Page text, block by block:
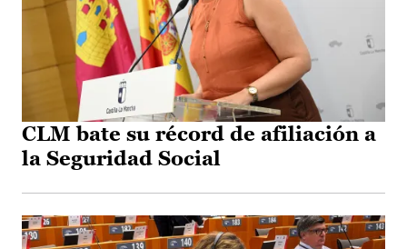
CLM bate su récord de afiliación a
la Seguridad Social